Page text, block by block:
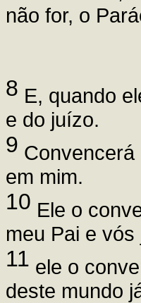
não for, o
8 E, quando
e do juízo.
9
em mim.
10 Ele o
meu Pai e
11 ele o
deste mundo